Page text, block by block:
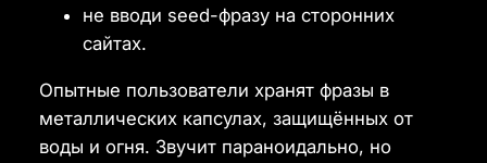
не вводи seed-фразу на сторонних
сайтах.
Опытные пользователи хранят фразы в
металлических капсулах, защищённых от
воды и огня. Звучит параноидально, но